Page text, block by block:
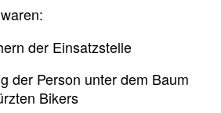
der Einsatzstelle
der Person unter dem Baum
Bikers